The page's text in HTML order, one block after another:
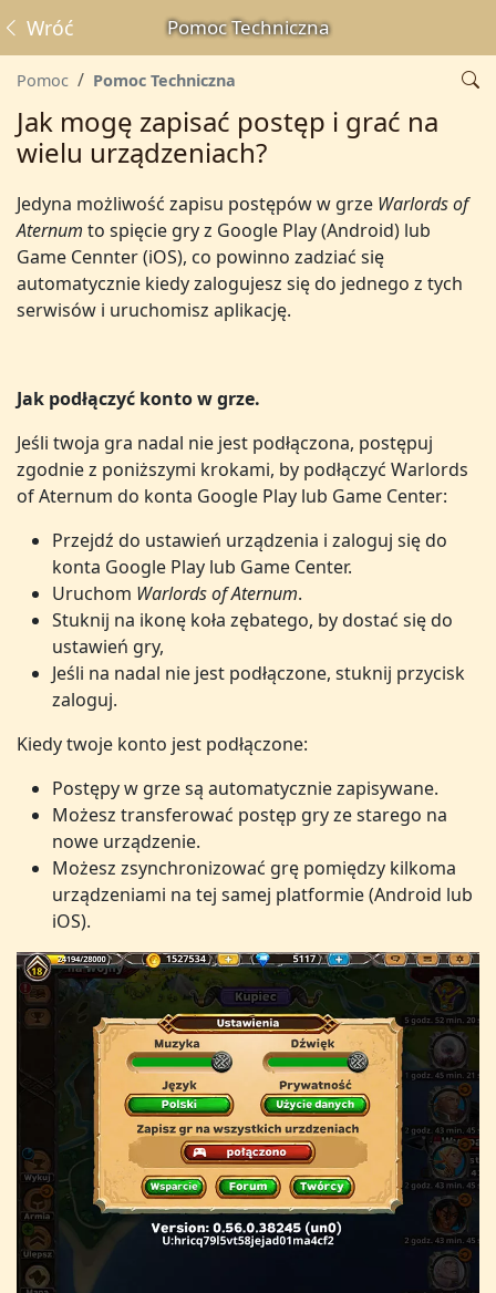
Pomoc Techniczna
Wróć
Pomoc Pomoc Techniczna
Jak mogę zapisać postęp i grać na
wielu urządzeniach?
Jedyna możliwość zapisu postępów w grze Warlords of
Aternum to spięcie gry z Google Play (Android) lub
Game Cennter (iOS), co powinno zadziać się
automatycznie kiedy zalogujesz się do jednego z tych
serwisów i uruchomisz aplikację.
Jak podłączyć konto w grze.
Jeśli twoja gra nadal nie jest podłączona, postępuj
zgodnie z poniższymi krokami, by podłączyć Warlords
of Aternum do konta Google Play lub Game Center:
Przejdź do ustawień urządzenia i zaloguj się do
konta Google Play lub Game Center.
Uruchom Warlords of Aternum.
Stuknij na ikonę koła zębatego, by dostać się do
ustawień gry,
Jeśli na nadal nie jest podłączone, stuknij przycisk
zaloguj.
Kiedy twoje konto jest podłączone:
Postępy w grze są automatycznie zapisywane.
Możesz transferować postęp gry ze starego na
nowe urządzenie.
Możesz zsynchronizować grę pomiędzy kilkoma
urządzeniami na tej samej platformie (Android lub
iOS).